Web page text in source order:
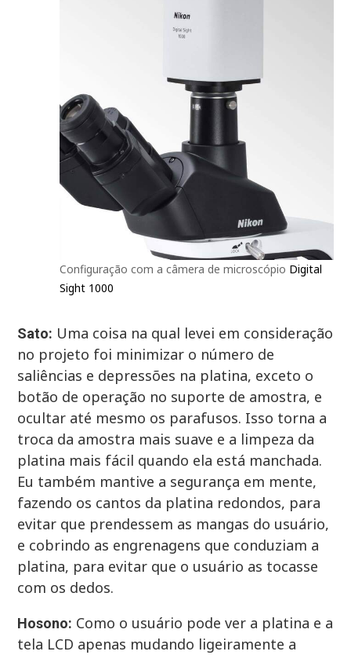
Configuração com a câmera de microscópio Digital
Sight 1000
Sato: Uma coisa na qual levei em consideração
no projeto foi minimizar o número de
saliências e depressões na platina, exceto o
botão de operação no suporte de amostra, e
ocultar até mesmo os parafusos. Isso torna a
troca da amostra mais suave e a limpeza da
platina mais fácil quando ela está manchada.
Eu também mantive a segurança em mente,
fazendo os cantos da platina redondos, para
evitar que prendessem as mangas do usuário,
e cobrindo as engrenagens que conduziam a
platina, para evitar que o usuário as tocasse
com os dedos.
Hosono: Como o usuário pode ver a platina e a
tela LCD apenas mudando ligeiramente a